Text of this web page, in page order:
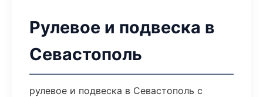
Рулевое и подвеска в
Севастополь
рулевое и подвеска в Севастополь с